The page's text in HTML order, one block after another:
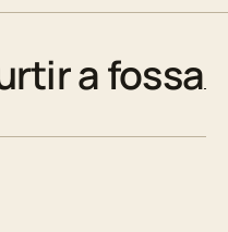
a fossa